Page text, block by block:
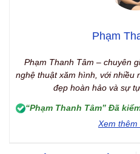
Phạm
Phạm Thanh Tâm – chuyên
nghệ thuật xăm hình, với nhiều
đẹp hoàn hảo và sự
“Phạm Thanh Tâm” Đã
Xem thêm